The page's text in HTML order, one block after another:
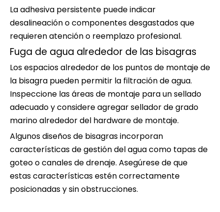
La adhesiva persistente puede indicar
desalineación o componentes desgastados que
requieren atención o reemplazo profesional.
Fuga de agua alrededor de las bisagras
Los espacios alrededor de los puntos de montaje de
la bisagra pueden permitir la filtración de agua.
Inspeccione las áreas de montaje para un sellado
adecuado y considere agregar sellador de grado
marino alrededor del hardware de montaje.
Algunos diseños de bisagras incorporan
características de gestión del agua como tapas de
goteo o canales de drenaje. Asegúrese de que
estas características estén correctamente
posicionadas y sin obstrucciones.